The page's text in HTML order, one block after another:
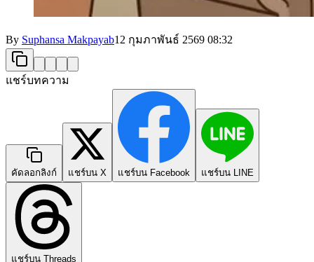
By Suphansa Makpayab12 กุมภาพันธ์ 2569 08:32
แชร์บทความ
คัดลอกลิงก์ แชร์บน X แชร์บน Facebook แชร์บน LINE
แชร์บน Threads